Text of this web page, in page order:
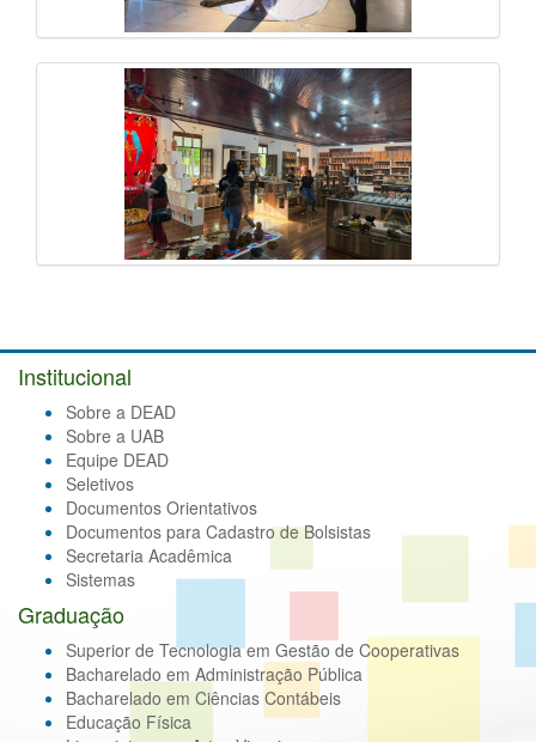
Institucional
Sobre a DEAD
Sobre a UAB
Equipe DEAD
Seletivos
Documentos Orientativos
Documentos para Cadastro de Bolsistas
Secretaria Acadêmica
Sistemas
Graduação
Superior de Tecnologia em Gestão de Cooperativas
Bacharelado em Administração Pública
Bacharelado em Ciências Contábeis
Educação Física